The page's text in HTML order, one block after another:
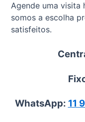
Agende uma visita
somos a escolha
satisfeitos.
WhatsApp: 11